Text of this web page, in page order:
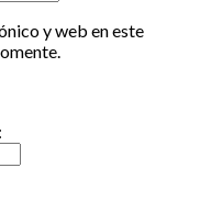
y web en este